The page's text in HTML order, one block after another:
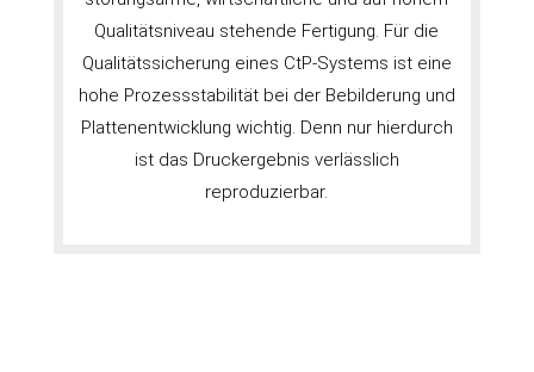
Qualitätsniveau stehende Fertigung. Für die
Qualitätssicherung eines CtP-Systems ist eine
hohe Prozessstabilität bei der Bebilderung und
Plattenentwicklung wichtig. Denn nur hierdurch
ist das Druckergebnis verlässlich
reproduzierbar.